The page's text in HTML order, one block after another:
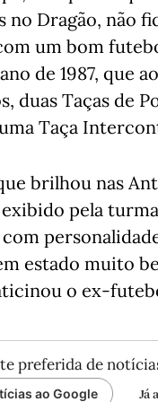
no Dragão, não
um bom
de 1987, que
Taças de
Taça
brilhou nas
pela
estado muito
o ex-
preferida de
ao Google Já